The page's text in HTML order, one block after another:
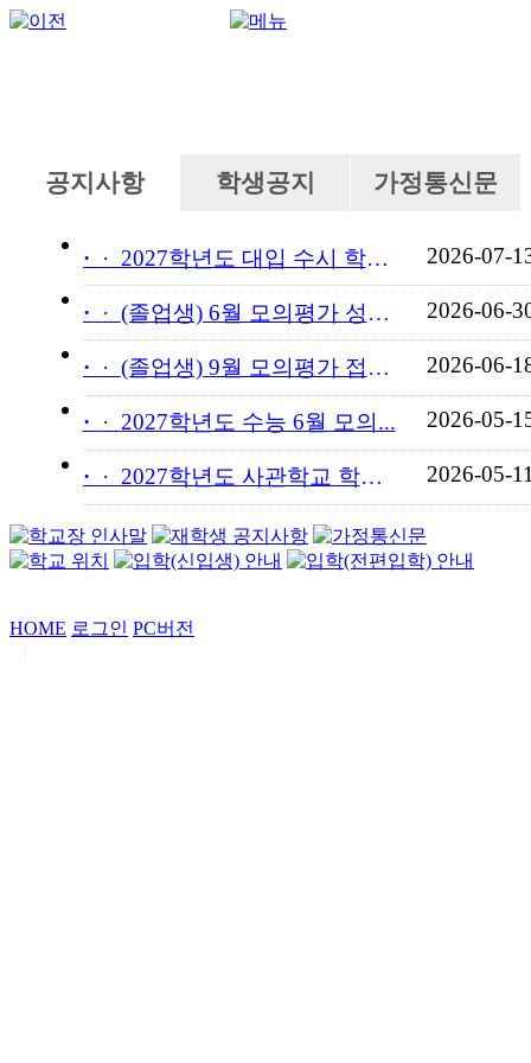
공지사항 학생공지 가정통신문
· 2027학년도 대입 수시 학교... 2026-07-
· (졸업생) 6월 모의평가 성적... 2026-06-
· (졸업생) 9월 모의평가 접수... 2026-06-
· 2027학년도 수능 6월 모의... 2026-05-
· 2027학년도 사관학교 학교장... 2026-05-
HOME 로그인 PC버전